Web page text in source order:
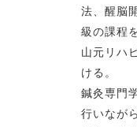
法、醒脳
級の課程
山元リハ
ける。
鍼灸専門
行いなが